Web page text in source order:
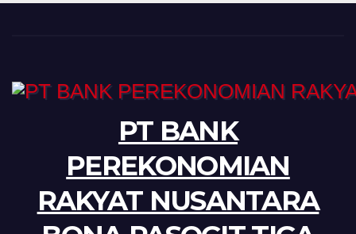
PT BANK
PEREKONOMIAN
RAKYAT NUSANTARA